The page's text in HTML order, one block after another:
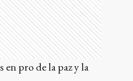
pro de la paz y la